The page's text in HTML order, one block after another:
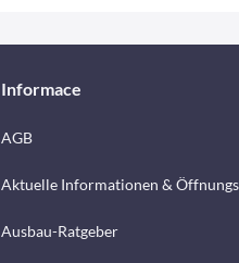
Informace
AGB
Aktuelle Informationen &
Ausbau-Ratgeber